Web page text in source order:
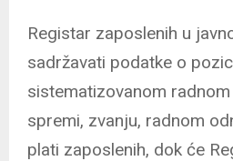
Registar zaposlenih u
sadržavati podatke o
sistematizovanom
spremi, zvanju, radnom
plati zaposlenih, dok će